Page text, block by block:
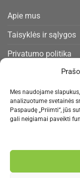
Mes naudojame
analizuotume svetainės
Paspaudę „Priimti“, jūs
gali neigiamai paveikti
Apie mus
Taisyklės ir sąlygos
Privatumo politika
Slapukų politika
Pristatymas ir
Kontaktai